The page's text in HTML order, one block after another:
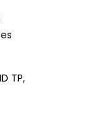
TP,